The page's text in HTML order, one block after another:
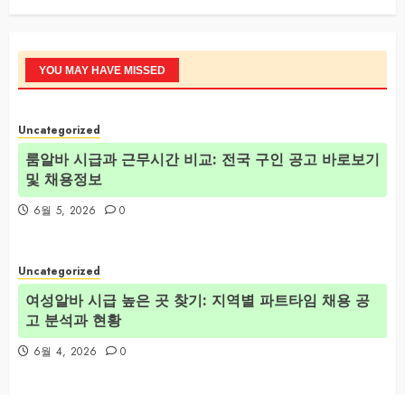
YOU MAY HAVE MISSED
Uncategorized
룸알바 시급과 근무시간 비교: 전국 구인 공고 바로보기
및 채용정보
6월 5, 2026 0
Uncategorized
여성알바 시급 높은 곳 찾기: 지역별 파트타임 채용 공
고 분석과 현황
6월 4, 2026 0